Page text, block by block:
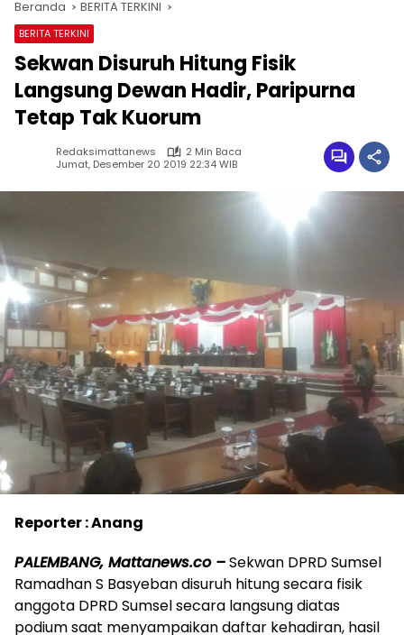
Beranda BERITA TERKINI
BERITA TERKINI
Sekwan Disuruh Hitung Fisik
Langsung Dewan Hadir, Paripurna
Tetap Tak Kuorum
Redaksimattanews
2 Min Baca
Jumat, Desember 20 2019 22:34 WIB
Reporter : Anang
PALEMBANG, Mattanews.co –Sekwan DPRD Sumsel
Ramadhan S Basyeban disuruh hitung secara fisik
anggota DPRD Sumsel secara langsung diatas
podium saat menyampaikan daftar kehadiran, hasil